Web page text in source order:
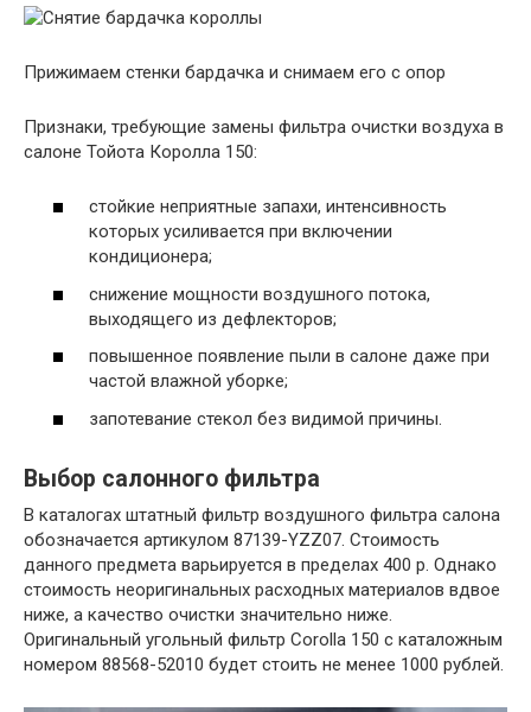
Прижимаем стенки бардачка и снимаем его с опор
Признаки, требующие замены фильтра очистки воздуха в
салоне Тойота Королла 150:
стойкие неприятные запахи, интенсивность
которых усиливается при включении
кондиционера;
снижение мощности воздушного потока,
выходящего из дефлекторов;
повышенное появление пыли в салоне даже при
частой влажной уборке;
запотевание стекол без видимой причины.
Выбор салонного фильтра
В каталогах штатный фильтр воздушного фильтра салона
обозначается артикулом 87139-YZZ07. Стоимость
данного предмета варьируется в пределах 400 р. Однако
стоимость неоригинальных расходных материалов вдвое
ниже, а качество очистки значительно ниже.
Оригинальный угольный фильтр Corolla 150 с каталожным
номером 88568-52010 будет стоить не менее 1000 рублей.